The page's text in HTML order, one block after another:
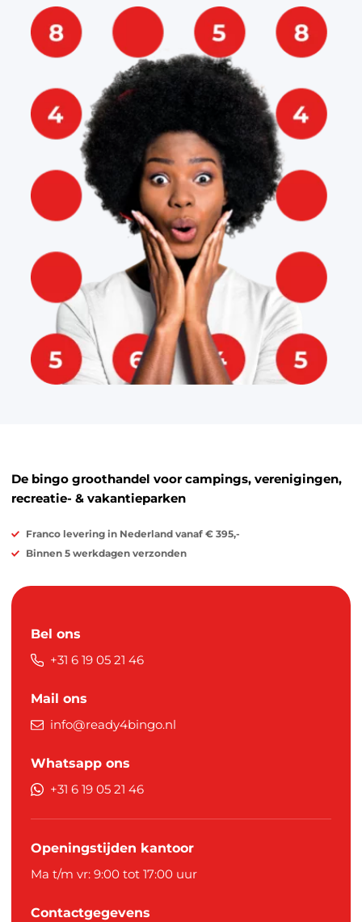
De bingo groothandel voor campings, verenigingen,
recreatie- & vakantieparken
Franco levering in Nederland vanaf € 395,-
Binnen 5 werkdagen verzonden
Bel ons
+31 6 19 05 21 46
Mail ons
info@ready4bingo.nl
Whatsapp ons
+31 6 19 05 21 46
Openingstijden kantoor
Ma t/m vr: 9:00 tot 17:00 uur
Contactgegevens